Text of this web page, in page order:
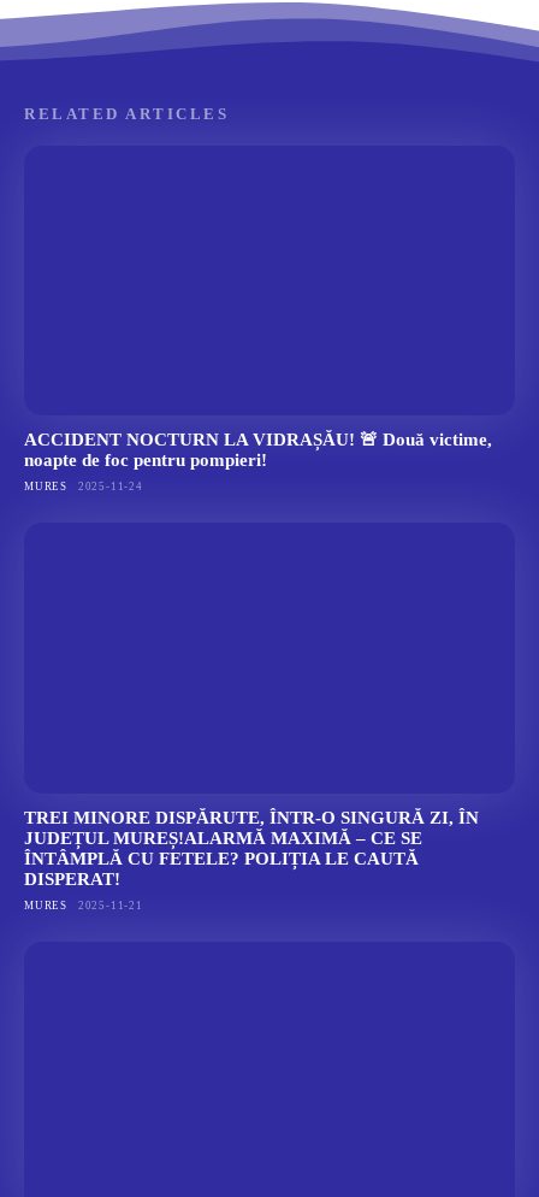
RELATED ARTICLES
ACCIDENT NOCTURN LA VIDRAȘĂU! 🚨 Două victime,
noapte de foc pentru pompieri!
MURES 2025-11-24
TREI MINORE DISPĂRUTE, ÎNTR-O SINGURĂ ZI, ÎN
JUDEȚUL MUREȘ!ALARMĂ MAXIMĂ – CE SE
ÎNTÂMPLĂ CU FETELE? POLIȚIA LE CAUTĂ
DISPERAT!
MURES 2025-11-21